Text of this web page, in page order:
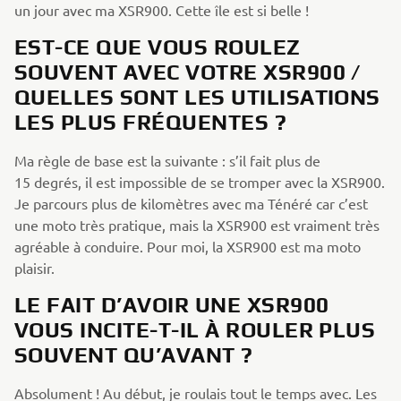
un jour avec ma XSR900. Cette île est si belle !
EST-CE QUE VOUS ROULEZ
SOUVENT AVEC VOTRE XSR900 /
QUELLES SONT LES UTILISATIONS
LES PLUS FRÉQUENTES ?
Ma règle de base est la suivante : s’il fait plus de
15 degrés, il est impossible de se tromper avec la XSR900.
Je parcours plus de kilomètres avec ma Ténéré car c’est
une moto très pratique, mais la XSR900 est vraiment très
agréable à conduire. Pour moi, la XSR900 est ma moto
plaisir.
LE FAIT D’AVOIR UNE XSR900
VOUS INCITE-T-IL À ROULER PLUS
SOUVENT QU’AVANT ?
Absolument ! Au début, je roulais tout le temps avec. Les